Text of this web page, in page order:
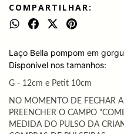
COMPARTILHAR:
Laço Bella pompom em
Disponível nos tamanhos:
G - 12cm e Petit 10cm
NO MOMENTO DE FECHAR
PREENCHER O CAMPO
MEDIDA DO PULSO DA